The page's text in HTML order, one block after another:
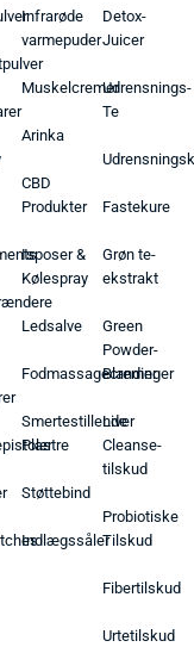
Infrarøde
varmepuder
Muskelcremer
Arinka
CBD
Produkter
Isposer &
Kølespray
Ledsalve
Fodmassagecremer
Smertestillende
Plastre
Støttebind
Indlægssåler
Detox-
Juicer
Udrensnings-
Te
Fastekure
Grøn te-
ekstrakt
Green
Powder-
Blandinger
Liver
Cleanse-
tilskud
Probiotiske
Tilskud
Fibertilskud
Urtetilskud